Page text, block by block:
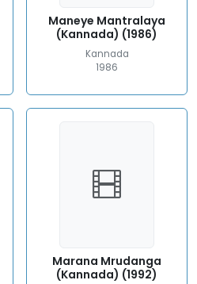
Maneye Mantralaya
(Kannada) (1986)
Kannada
1986
Marana Mrudanga
(Kannada) (1992)